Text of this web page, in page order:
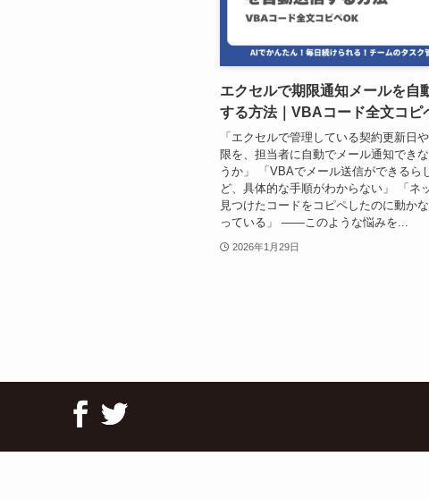
エクセルで期限通知メールを自
する方法｜VBAコード全文コピ
「エクセルで管理している契約更新日
限を、担当者に自動でメール通知でき
うか」 「VBAでメール送信ができるら
ど、具体的な手順がわからない」 「ネ
見つけたコードをコピペしたのに動か
っている」 ——このような悩みを...
2026年1月29日